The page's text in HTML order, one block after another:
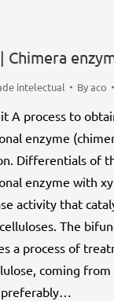
Chimera
intelectual Byaco
A process to
enzyme
Differentials of
enzyme with
activity that
The
a process of
coming from